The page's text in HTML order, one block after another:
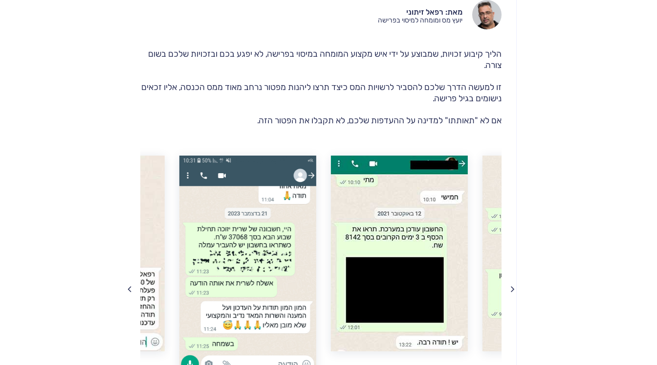
מאת: רפאל זיתוני
יועץ מס ומומחה למיסוי בפרישה
הליך קיבוע זכויות, שמבוצע על ידי איש מקצוע המומחה במיסוי בפרישה, לא יפגע בכם ובזכויות שלכם בשום
צורה.
זו למעשה הדרך שלכם להסביר לרשויות המס כיצד תרצו ליהנות מפטור נרחב מאוד ממס הכנסה, אליו זכאים
נישומים בגיל פרישה.
אם לא "תאותתו" למדינה על ההעדפות שלכם, לא תקבלו את הפטור הזה.